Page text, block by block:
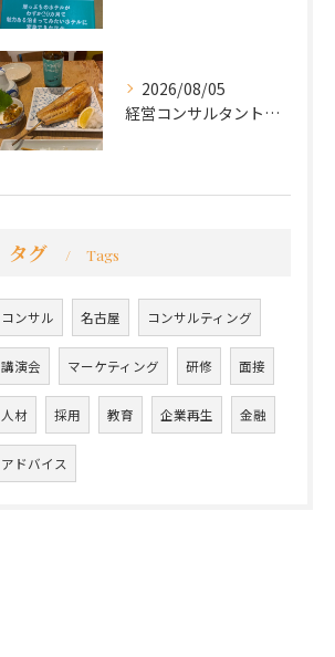
2026/08/05
経営コンサルタントのモーちゃん・毛利京申です。
タグ Tags
コンサル 名古屋 コンサルティング
講演会 マーケティング 研修 面接
人材 採用 教育 企業再生 金融
アドバイス